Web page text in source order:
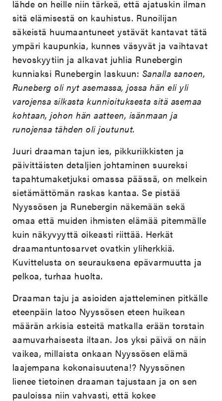
lähde on heille niin tärkeä, että ajatuskin ilman
sitä elämisestä on kauhistus. Runoilijan
säkeistä huumaantuneet ystävät kantavat tätä
ympäri kaupunkia, kunnes väsyvät ja vaihtavat
hevoskyytiin ja alkavat juhlia Runebergin
kunniaksi Runebergin laskuun: Sanalla sanoen,
Runeberg oli nyt asemassa, jossa hän eli yli
varojensa silkasta kunnioituksesta sitä asemaa
kohtaan, johon hän aatteen, isänmaan ja
runojensa tähden oli joutunut.
Juuri draaman tajun ies, pikkuriikkisten ja
päivittäisten detaljien johtaminen suureksi
tapahtumaketjuksi omassa päässä, on melkein
sietämättömän raskas kantaa. Se pistää
Nyyssösen ja Runebergin näkemään sekä
omaa että muiden ihmisten elämää pitemmälle
kuin näkyvyyttä oikeasti riittää. Herkät
draamantuntosarvet ovatkin yliherkkiä.
Kuvittelusta on seurauksena epävarmuutta ja
pelkoa, turhaa huolta.
Draaman taju ja asioiden ajatteleminen pitkälle
eteenpäin latoo Nyyssösen eteen huikean
määrän arkisia esteitä matkalla erään torstain
aamuvarhaisesta iltaan. Jos yksi päivä on näin
vaikea, millaista onkaan Nyyssösen elämä
laajempana kokonaisuutena!? Nyyssönen
lienee tietoinen draaman tajustaan ja on sen
pauloissa niin vahvasti, että kokee